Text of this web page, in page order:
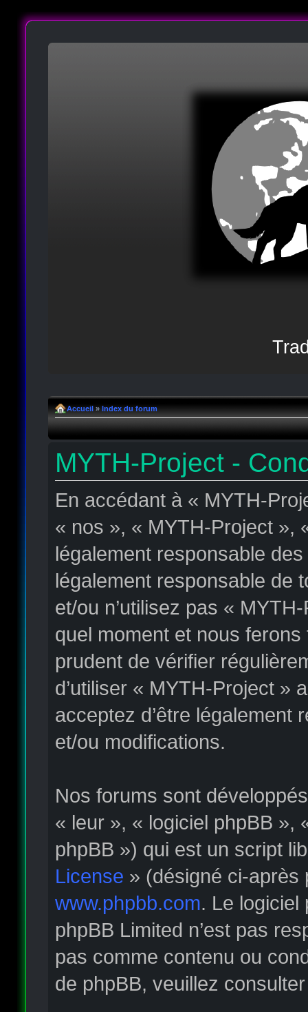
Accueil » Index du forum
MYTH-Project -
En accédant à « MYTH-
« nos », « MYTH-Project »,
légalement responsable
légalement responsable de
et/ou n’utilisez pas «
quel moment et nous
prudent de vérifier
d’utiliser « MYTH-Project »
acceptez d’être légalement
et/ou modifications.
Nos forums sont
« leur », « logiciel phpBB »,
phpBB ») qui est un script
License » (désigné ci-après
www.phpbb.com. Le logiciel
phpBB Limited n’est pas
pas comme contenu ou
de phpBB, veuillez